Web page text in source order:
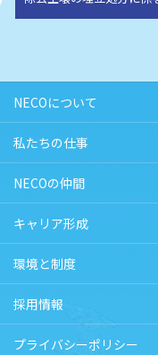
NECOについて
私たちの仕事
NECOの仲間
キャリア形成
環境と制度
採用情報
プライバシーポリシー